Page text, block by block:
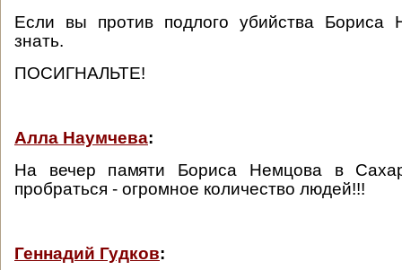
Если вы против подлого убийства
знать.
ПОСИГНАЛЬТЕ!
Алла Наумчева:
На вечер памяти Бориса Немцова в
пробраться - огромное количество людей!!!
Геннадий Гудков: